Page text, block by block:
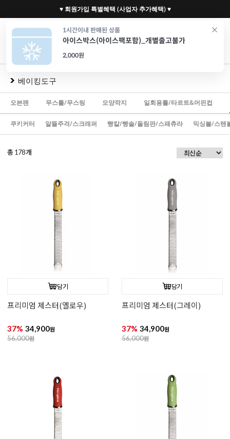
1시간이내 판매된 상품
아이스박스(아이스팩포함)_개별출고불가
2,000원
♥ 회원가입 특별혜택 (사업자 추가혜택) ♥
0
재료 포장
베이킹도구
오븐팬 무스틀/무스링 모양깍지 일회용틀/타르트&머핀컵
쿠키커터 알뜰주걱/스크래퍼 빵칼/빵솔/돌림판/스패츄라 믹싱볼/스텐
총 178개
담기
프리미엄 제스터(옐로우)
37% 34,900원
56,000원
담기
프리미엄 제스터(그레이)
37% 34,900원
56,000원